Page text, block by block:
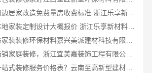
省内周边居家改造免费量房收费标准 浙江乐享新材料有限公司
浙江本地家装定制设计大概报价 浙江乐享新材料有限公司
新昌畅销家庭装修，浙江宜美嘉装饰工程有限公司品质保证
呈贡一站式装修服务价格表？云南至高新型建材有限公司